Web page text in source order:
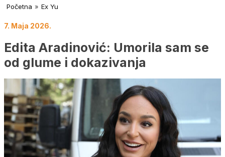
Početna » Ex Yu
7. Maja 2026.
Edita Aradinović: Umorila sam se
od glume i dokazivanja